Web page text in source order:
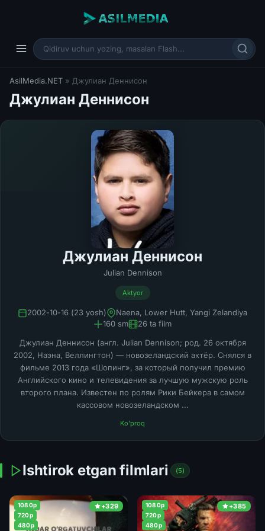
AsilMedia.NET » Джулиан Деннисон
Джулиан Деннисон
Джулиан Деннисон
Julian Dennison
Aktyor
2002-10-16 (23 yosh)
Naena, Lower Hutt, Yangi Zelandiya
160 sm
26 ta film
Джулиан Деннисон (англ. Julian Dennison; род. 26 октября
2002, Наэна, Веллингтон) — новозеландский актёр. Снялся в
фильме 2013 года «Шопинг», за который получил премию
Английского кино и телевидения за лучшую мужскую роль
второго плана. Известен по ролям Рики Бейкера в самом
кассовом новозеландском ...
Ko'proq
Ishtirok etgan filmlari (5)
+329
1080p
720p
480p
+385
1080p
720p
480p